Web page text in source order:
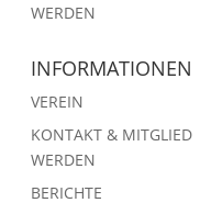
WERDEN
INFORMATIONEN
VEREIN
KONTAKT & MITGLIED
WERDEN
BERICHTE